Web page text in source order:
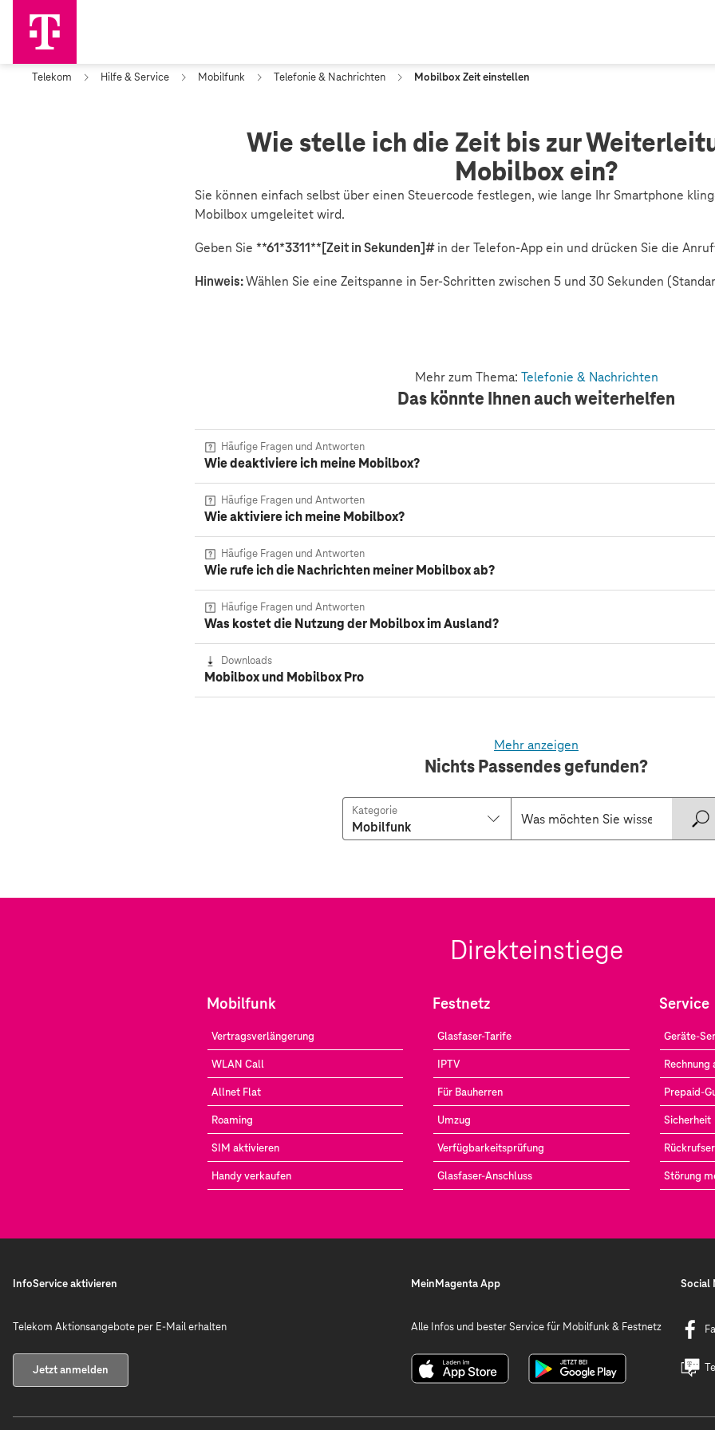
Telekom Hilfe & Service Mobilfunk Telefonie & Nachrichten Mobilbox Zeit einstellen
Wie stelle ich die Zeit bis zur
Mobilbox ein?
Sie können einfach selbst über einen Steuercode festlegen, wie lange Ihr Smartphone
Mobilbox umgeleitet wird.
Geben Sie **61*3311**[Zeit in Sekunden]#in der Telefon-App ein und drücken Sie die
Hinweis:Wählen Sie eine Zeitspanne in 5er-Schritten zwischen 5 und 30 Sekunden
Mehr zum Thema: Telefonie & Nachrichten
Das könnte Ihnen auch weiterhelfen
Häufige Fragen und Antworten
Wie deaktiviere ich meine Mobilbox?
Häufige Fragen und Antworten
Wie aktiviere ich meine Mobilbox?
Häufige Fragen und Antworten
Wie rufe ich die Nachrichten meiner Mobilbox ab?
Häufige Fragen und Antworten
Was kostet die Nutzung der Mobilbox im Ausland?
Downloads
Mobilbox und Mobilbox Pro
Mehr anzeigen
Nichts Passendes gefunden?
Mobilfunk
Kategorie
Direkteinstiege
Mobilfunk
Vertragsverlängerung
WLAN Call
Allnet Flat
Roaming
SIM aktivieren
Handy verkaufen
Festnetz
Glasfaser-Tarife
IPTV
Für Bauherren
Umzug
Verfügbarkeitsprüfung
Glasfaser-Anschluss
Service
Geräte-
Rechnung
Prepaid-
Sicherheit
Störung
InfoService aktivieren
Telekom Aktionsangebote per E-Mail erhalten
Jetzt anmelden
MeinMagenta App
Alle Infos und bester Service für Mobilfunk & Festnetz
Social